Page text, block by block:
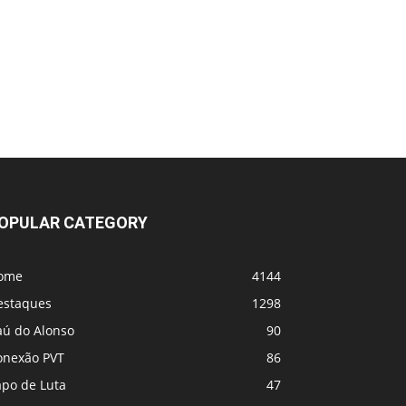
Borrachinha desdenha de Ankalaev e Jiri
Estou em Choque !! Morre Allan Puro
PbP - UFC Belgrado (tá rolando agora!)
CATEGORY
4144
1298
do Alonso
90
PVT
86
de Luta
47